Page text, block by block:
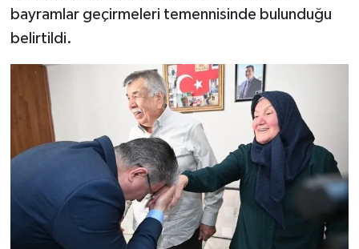
bayramlar geçirmeleri temennisinde bulunduğu
belirtildi.